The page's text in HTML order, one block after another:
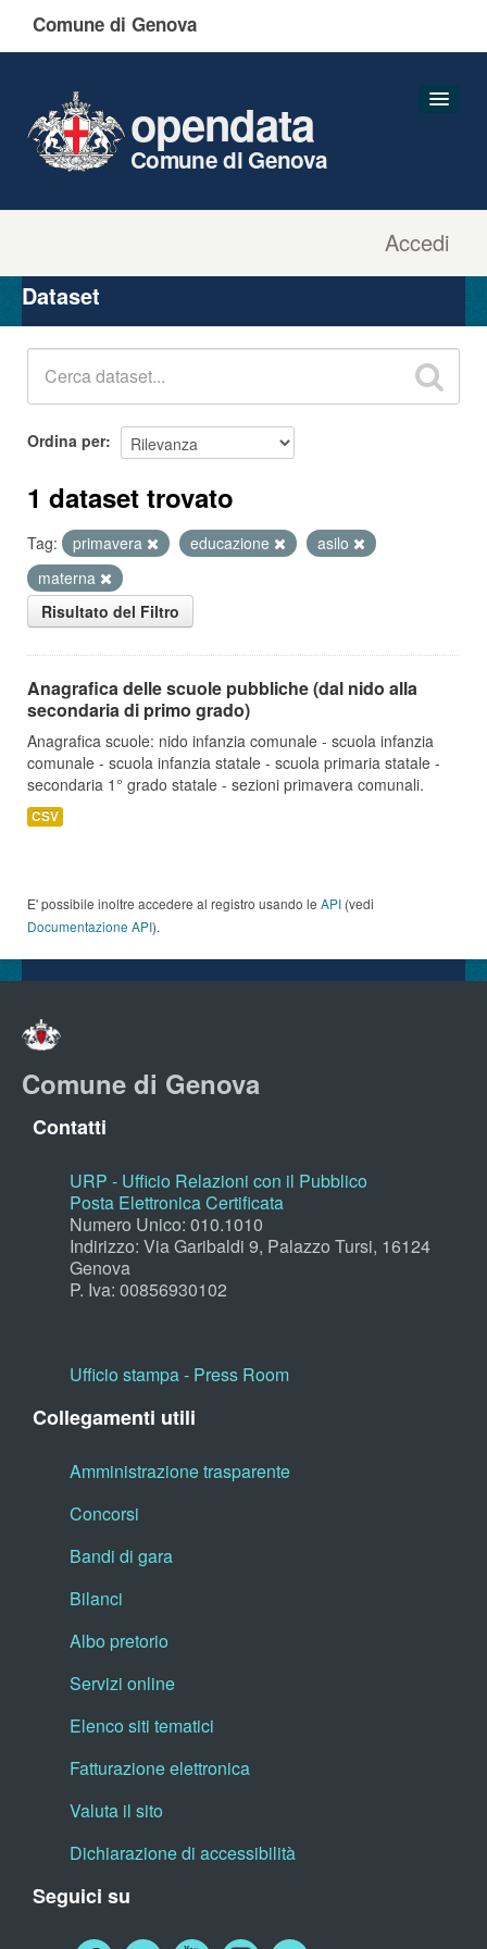
Comune di Genova
Accedi
opendata
Comune di Genova
Organizzazioni
Gruppi
Dataset
Ordina per
1 dataset trovato
Tag: primavera educazione
asilo
materna
Risultato del Filtro
Anagrafica delle scuole pubbliche (dal nido alla
secondaria di primo grado)
Anagrafica scuole: nido infanzia comunale - scuola infanzia
comunale - scuola infanzia statale - scuola primaria statale -
secondaria 1° grado statale - sezioni primavera comunali.
CSV
E' possibile inoltre accedere al registro usando le API (vedi
Documentazione API).
Comune di Genova
Contatti
URP - Ufficio Relazioni con il Pubblico
Posta Elettronica Certificata
Numero Unico: 010.1010
Indirizzo: Via Garibaldi 9, Palazzo Tursi, 16124
Genova
P. Iva: 00856930102
Ufficio stampa - Press Room
Collegamenti utili
Amministrazione trasparente
Concorsi
Bandi di gara
Bilanci
Albo pretorio
Servizi online
Elenco siti tematici
Fatturazione elettronica
Valuta il sito
Dichiarazione di accessibilità
Seguici su